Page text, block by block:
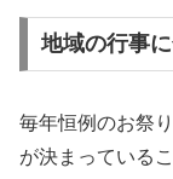
地域の行事
毎年恒例のお祭
が決まっている